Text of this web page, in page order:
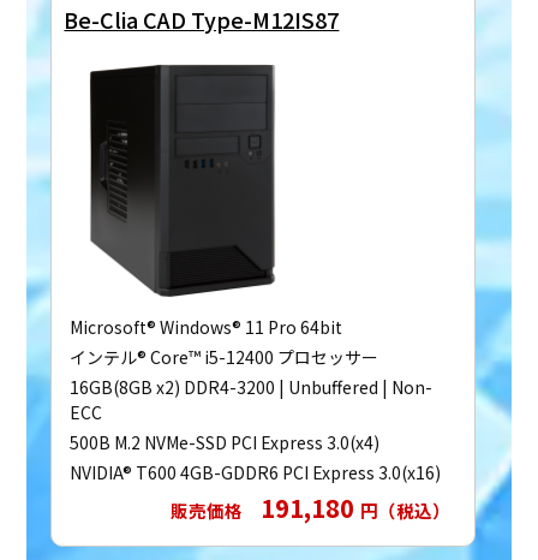
Be-Clia CAD Type-M12IS87
Microsoft® Windows® 11 Pro 64bit
インテル® Core™ i5-12400 プロセッサー
16GB(8GB x2) DDR4-3200 | Unbuffered | Non-
ECC
500B M.2 NVMe-SSD PCI Express 3.0(x4)
NVIDIA® T600 4GB-GDDR6 PCI Express 3.0(x16)
販売価格 191,180 円（税込）